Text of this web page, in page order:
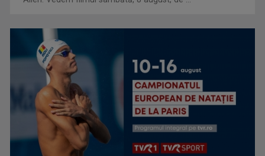
(P) Detoxifierea digitală la copii: Cum reconstruim atenția
prin jocul liber?